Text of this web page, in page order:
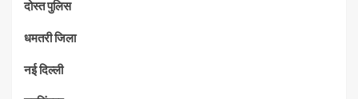
दोस्त पुलिस
धमतरी जिला
नई दिल्ली